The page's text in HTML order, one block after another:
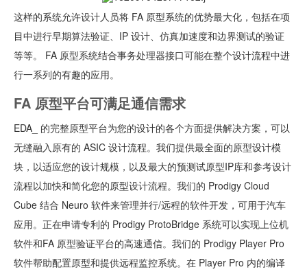
这样的系统允许设计人员将 FA 原型系统的优势最大化，包括在项
目中进行早期算法验证、IP 设计、仿真加速度和边界测试的验证
等等。 FA 原型系统结合事务处理器接口可能在整个设计流程中进
行一系列的有趣的应用。
FA 原型平台可满足通信需求
EDA_ 的完整原型平台为您的设计的各个方面提供解决方案，可以
无缝融入原有的 ASIC 设计流程。我们提供最全面的原型设计模
块，以适应您的设计规模，以及最大的预测试原型IP库和参考设计
流程以加快和简化您的原型设计流程。我们的 Prodigy Cloud
Cube 结合 Neuro 软件来管理并行/远程的软件开发，可用于汽车
应用。正在申请专利的 Prodigy ProtoBridge 系统可以实现上位机
软件和FA 原型验证平台的高速通信。我们的 Prodigy Player Pro
软件帮助配置原型和提供远程监控系统。在 Player Pro 内的编译